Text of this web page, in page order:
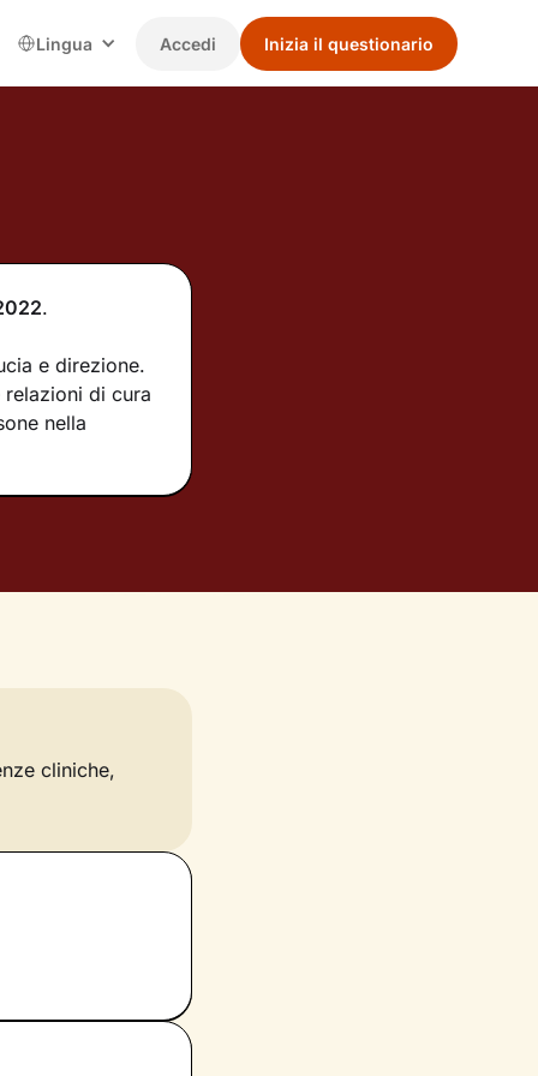
Lingua Accedi Inizia il questionario
.
e direzione.
di cura
nella
cliniche,